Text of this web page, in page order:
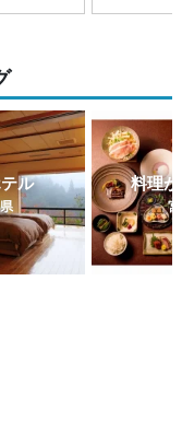
ル 料理